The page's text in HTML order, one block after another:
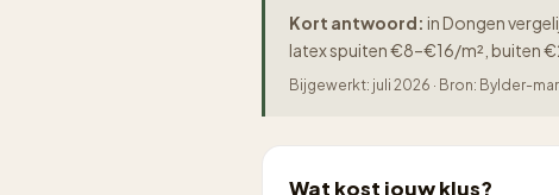
Kort antwoord: in Dongen
latex spuiten €8–€16/m², buiten
Bijgewerkt: juli 2026 · Bron: Bylder-
Wat kost jouw klus?